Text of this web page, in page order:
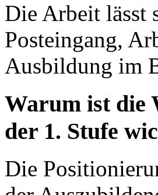
Die Arbeit lässt
Posteingang,
Ausbildung im
Warum ist die
der 1. Stufe
Die